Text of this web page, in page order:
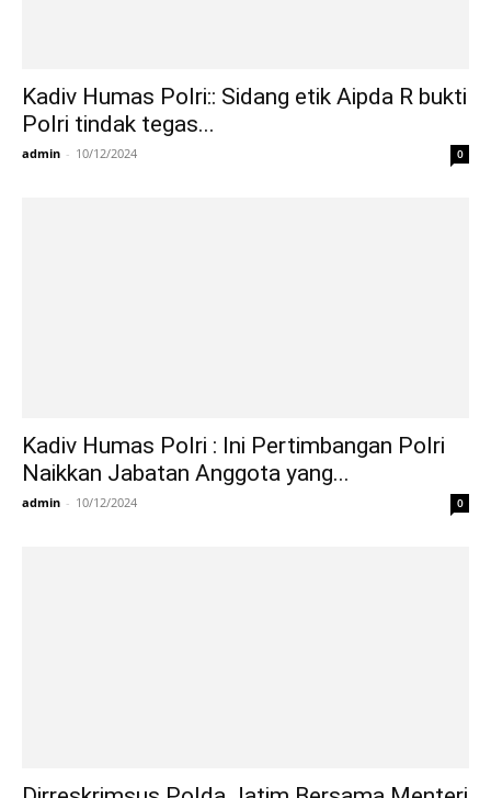
Kadiv Humas Polri:: Sidang etik Aipda R bukti
Polri tindak tegas...
admin - 10/12/2024 0
Kadiv Humas Polri : Ini Pertimbangan Polri
Naikkan Jabatan Anggota yang...
admin - 10/12/2024 0